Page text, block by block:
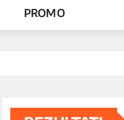
PROMO